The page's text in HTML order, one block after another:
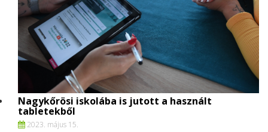
Nagykőrösi iskolába is jutott a használt
tabletekből
2023. május 15.